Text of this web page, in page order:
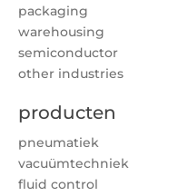
packaging
warehousing
semiconductor
other industries
producten
pneumatiek
vacuümtechniek
fluid control